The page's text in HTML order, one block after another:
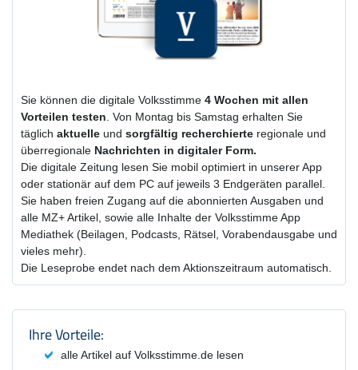
Sie können die digitale Volksstimme 4 Wochen mit allen
Vorteilen testen . Von Montag bis Samstag erhalten Sie
täglich aktuelle und sorgfältig recherchierte regionale und
überregionale Nachrichten in digitaler Form.
Die digitale Zeitung lesen Sie mobil optimiert in unserer App
oder stationär auf dem PC auf jeweils 3 Endgeräten parallel.
Sie haben freien Zugang auf die abonnierten Ausgaben und
alle MZ+ Artikel, sowie alle Inhalte der Volksstimme App
Mediathek (Beilagen, Podcasts, Rätsel, Vorabendausgabe und
vieles mehr).
Die Leseprobe endet nach dem Aktionszeitraum automatisch.
Produktzusammenfassung und
Ihre Vorteile:
alle Artikel auf Volksstimme.de lesen